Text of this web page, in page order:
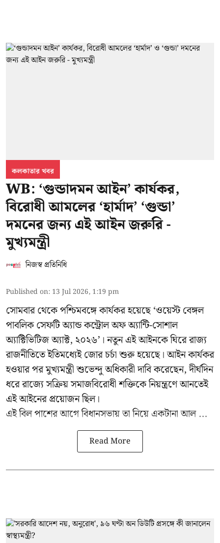
কলকাতার খবর
WB: ‘গুন্ডাদমন আইন’ কার্যকর,
বিরোধী আমলের ‘হার্মাদ’ ‘গুন্ডা’
দমনের জন্য এই আইন জরুরি -
মুখ্যমন্ত্রী
নিজস্ব প্রতিনিধি
Published on: 13 Jul 2026, 1:19 pm
সোমবার থেকে পশ্চিমবঙ্গে কার্যকর হয়েছে ‘ওয়েস্ট বেঙ্গল
পাবলিক সেফটি অ্যান্ড কন্ট্রোল অফ অ্যান্টি-সোশাল
অ্যাক্টিভিটিজ অ্যাক্ট, ২০২৬’। নতুন এই আইনকে ঘিরে রাজ্য
রাজনীতিতে ইতিমধ্যেই জোর চর্চা শুরু হয়েছে। আইন কার্যকর
হওয়ার পর মুখ্যমন্ত্রী শুভেন্দু অধিকারী দাবি করেছেন, দীর্ঘদিন
ধরে রাজ্যে সক্রিয় সমাজবিরোধী শক্তিকে নিয়ন্ত্রণে আনতেই
এই আইনের প্রয়োজন ছিল।
এই বিল পাশের আগে বিধানসভায় তা নিয়ে একটানা আল ...
Read More